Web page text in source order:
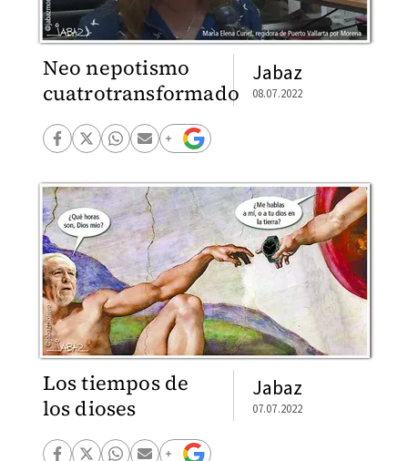
Neo nepotismo
cuatrotransformado
Jabaz
08.07.2022
Los tiempos de
los dioses
Jabaz
07.07.2022